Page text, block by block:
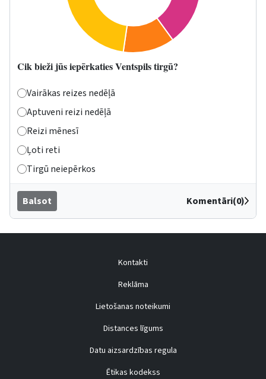
Cik bieži jūs iepērkaties Ventspils tirgū?
Vairākas reizes nedēļā
Aptuveni reizi nedēļā
Reizi mēnesī
Ļoti reti
Tirgū neiepērkos
Balsot Komentāri(0)
Kontakti
Reklāma
Lietošanas noteikumi
Distances līgums
Datu aizsardzības regula
Ētikas kodekss